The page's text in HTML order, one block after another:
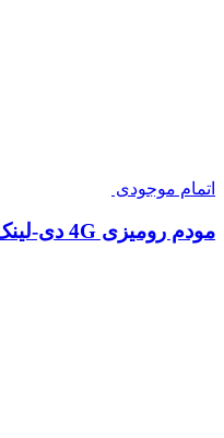
اتمام موجودی
مودم رومیزی 4G دی-لینک مدل DWR-M960